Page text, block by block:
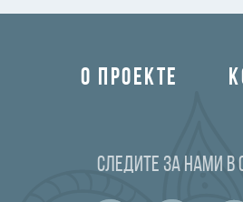
О ПРОЕКТЕ
Следите за нами в